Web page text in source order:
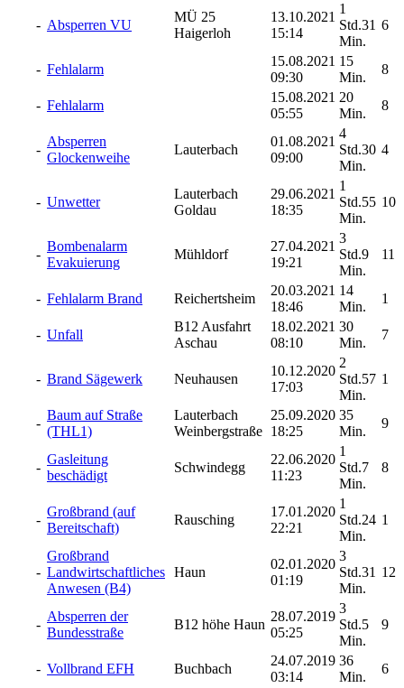
- Absperren VU
MÜ 25
Haigerloh
13.10.2021
15:14
1
Std.31
Min.
6
- Fehlalarm
15.08.2021
09:30
15
Min.
8
- Fehlalarm
15.08.2021
05:55
20
Min.
8
-
Absperren
Glockenweihe
Lauterbach
01.08.2021
09:00
4
Std.30
Min.
4
- Unwetter
Lauterbach
Goldau
29.06.2021
18:35
1
Std.55
Min.
10
-
Bombenalarm
Evakuierung
Mühldorf
27.04.2021
19:21
3
Std.9
Min.
11
- Fehlalarm Brand Reichertsheim
20.03.2021
18:46
14
Min.
1
- Unfall
B12 Ausfahrt
Aschau
18.02.2021
08:10
30
Min.
7
- Brand Sägewerk Neuhausen
10.12.2020
17:03
2
Std.57
Min.
1
-
Baum auf Straße
(THL1)
Lauterbach
Weinbergstraße
25.09.2020
18:25
35
Min.
9
-
Gasleitung
beschädigt
Schwindegg
22.06.2020
11:23
1
Std.7
Min.
8
-
Großbrand (auf
Bereitschaft)
Rausching
17.01.2020
22:21
1
Std.24
Min.
1
-
Großbrand
Landwirtschaftliches
Anwesen (B4)
Haun
02.01.2020
01:19
3
Std.31
Min.
12
-
Absperren der
Bundesstraße
B12 höhe Haun
28.07.2019
05:25
3
Std.5
Min.
9
- Vollbrand EFH Buchbach
24.07.2019
03:14
36
Min.
6